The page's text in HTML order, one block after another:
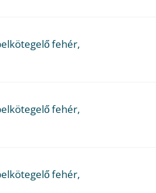
fehér,
fehér,
fehér,